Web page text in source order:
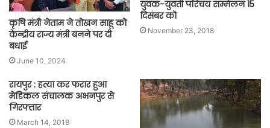
कृषि मंत्री नेताम ने तोखन साहू को
केन्द्रीय राज्य मंत्री बनने पर दी
बधाई
June 10, 2024
युवक-युवती परिचय सम्मेलन 15
दिसंबर को
November 23, 2018
रायपुर : हत्या कर फरार हुआ
मेडिकल संचालक अभनपुर से
गिरफ्तार
March 14, 2018